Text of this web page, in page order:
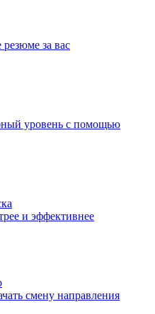
за вас
уровень с помощью
и эффективнее
смену направления